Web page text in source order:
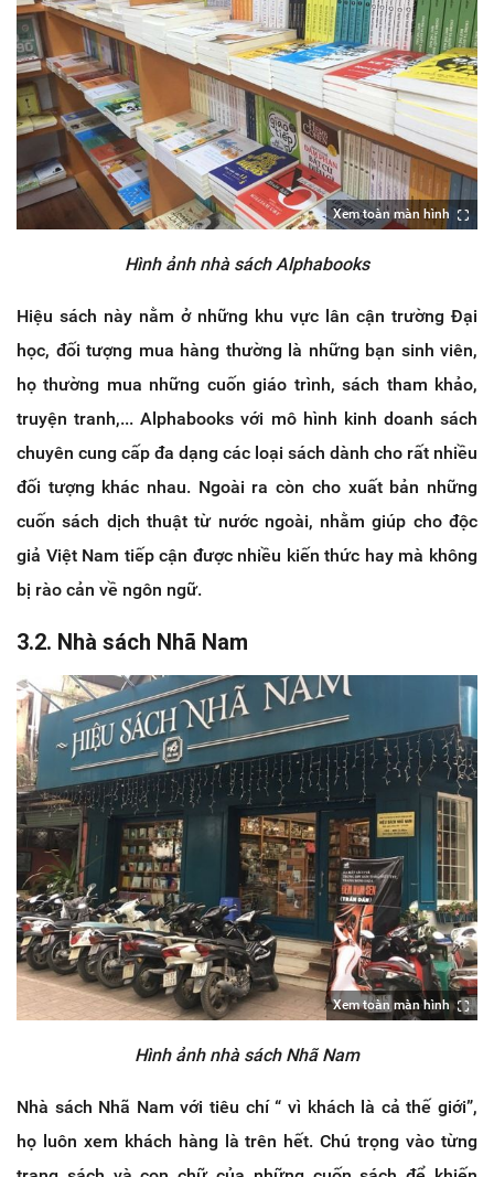
Xem toàn màn hình
Hình ảnh nhà sách Alphabooks
Hiệu sách này nằm ở những khu vực lân cận trường Đại
học, đối tượng mua hàng thường là những bạn sinh viên,
họ thường mua những cuốn giáo trình, sách tham khảo,
truyện tranh,... Alphabooks với mô hình kinh doanh sách
chuyên cung cấp đa dạng các loại sách dành cho rất nhiều
đối tượng khác nhau. Ngoài ra còn cho xuất bản những
cuốn sách dịch thuật từ nước ngoài, nhằm giúp cho độc
giả Việt Nam tiếp cận được nhiều kiến thức hay mà không
bị rào cản về ngôn ngữ.
3.2. Nhà sách Nhã Nam
Xem toàn màn hình
Hình ảnh nhà sách Nhã Nam
Nhà sách Nhã Nam với tiêu chí “ vì khách là cả thế giới”,
họ luôn xem khách hàng là trên hết. Chú trọng vào từng